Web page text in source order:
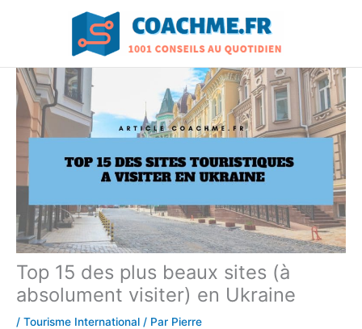
Top 15 des plus beaux sites (à
absolument visiter) en Ukraine
/ Tourisme International / Par Pierre